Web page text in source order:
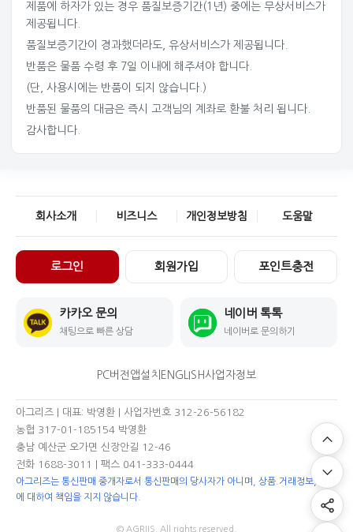
제품에 하자가 있는 경우 품질보증기간(1년) 중에는 무상서비스가
제공됩니다.
품질보증기간이 경과했더라도, 유상서비스가 제공됩니다.
반품은 물품 수령 후 7일 이내에 해주셔야 합니다.
(단, 사용시에는 반품이 되지 않습니다.)
반품된 물품의 대금은 즉시 고객님의 계좌로 환불 처리 됩니다.
감사합니다.
회사소개 비즈니스 개인정보방침 도움말
로그인 회원가입 포인트충전
카카오 문의
채팅으로 빠른 상담
네이버 톡톡
네이버로 문의하기
PC버전 앱설치 ENGLISH사업자정보
아그리즈 | 대표: 박영환 | 사업자번호 312-26-56182
농협 317-01-185154 박영환
충남 예산군 오가면 신장안길 12-46
전화 1688-3011
| 팩스 041-333-0444
아그리즈는 통신판매 중개자로서 통신판매의 당사자가 아니며, 상품.거래정보, 거래
에 대하여 책임을 지지 않습니다.
© AGRIIS. All rights reserved.